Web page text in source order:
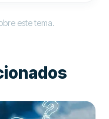
este tema.